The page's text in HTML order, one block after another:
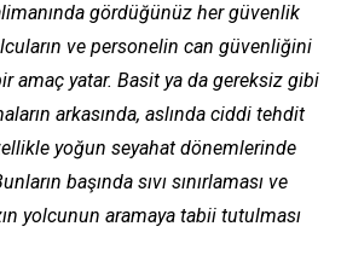
gördüğünüz her güvenlik
ve personelin can güvenliğini
amaç yatar. Basit ya da gereksiz gibi
arkasında, aslında ciddi tehdit
yoğun seyahat dönemlerinde
başında sıvı sınırlaması ve
yolcunun aramaya tabii tutulması